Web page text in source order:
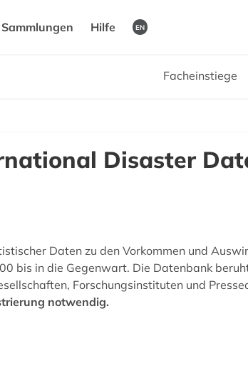
Sammlungen Hilfe EN
Facheinstiege
Disaster
Daten zu den Vorkommen und
bis in die Gegenwart. Die Datenbank
Forschungsinstituten und
notwendig.